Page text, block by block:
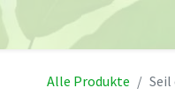
Kronensicherungen
Alle Produkte Seil